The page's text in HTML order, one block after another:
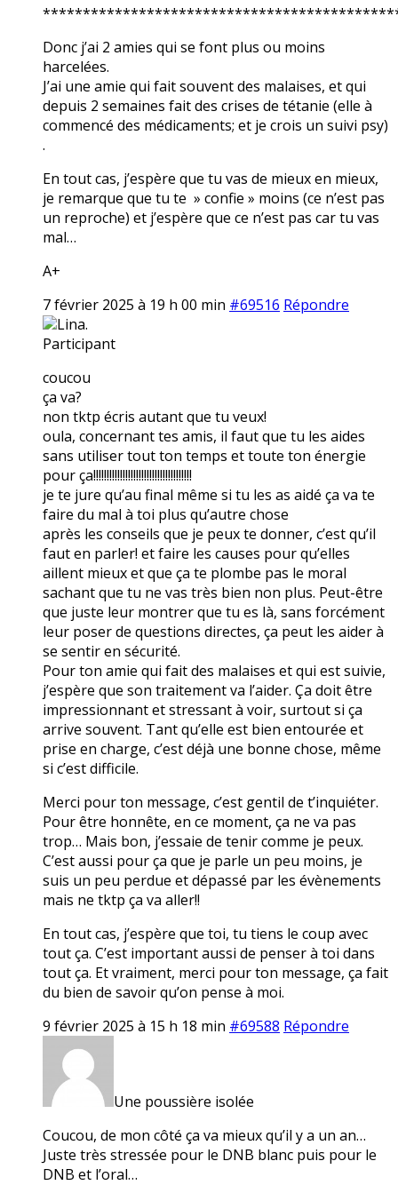
Donc j’ai 2 amies qui se font plus ou moins
harcelées.
J’ai une amie qui fait souvent des malaises, et qui
depuis 2 semaines fait des crises de tétanie (elle à
commencé des médicaments; et je crois un suivi psy)
.
En tout cas, j’espère que tu vas de mieux en mieux,
je remarque que tu te » confie » moins (ce n’est pas
un reproche) et j’espère que ce n’est pas car tu vas
mal…
A+
7 février 2025 à 19 h 00 min #69516 Répondre
Lina.
Participant
coucou
ça va?
non tktp écris autant que tu veux!
oula, concernant tes amis, il faut que tu les aides
sans utiliser tout ton temps et toute ton énergie
pour ça!!!!!!!!!!!!!!!!!!!!!!!!!!!!!!!!!!!!!
je te jure qu’au final même si tu les as aidé ça va te
faire du mal à toi plus qu’autre chose
après les conseils que je peux te donner, c’est qu’il
faut en parler! et faire les causes pour qu’elles
aillent mieux et que ça te plombe pas le moral
sachant que tu ne vas très bien non plus. Peut-être
que juste leur montrer que tu es là, sans forcément
leur poser de questions directes, ça peut les aider à
se sentir en sécurité.
Pour ton amie qui fait des malaises et qui est suivie,
j’espère que son traitement va l’aider. Ça doit être
impressionnant et stressant à voir, surtout si ça
arrive souvent. Tant qu’elle est bien entourée et
prise en charge, c’est déjà une bonne chose, même
si c’est difficile.
Merci pour ton message, c’est gentil de t’inquiéter.
Pour être honnête, en ce moment, ça ne va pas
trop… Mais bon, j’essaie de tenir comme je peux.
C’est aussi pour ça que je parle un peu moins, je
suis un peu perdue et dépassé par les évènements
mais ne tktp ça va aller!!
En tout cas, j’espère que toi, tu tiens le coup avec
tout ça. C’est important aussi de penser à toi dans
tout ça. Et vraiment, merci pour ton message, ça fait
du bien de savoir qu’on pense à moi.
9 février 2025 à 15 h 18 min #69588 Répondre
Une poussière isolée
Coucou, de mon côté ça va mieux qu’il y a un an…
Juste très stressée pour le DNB blanc puis pour le
DNB et l’oral…